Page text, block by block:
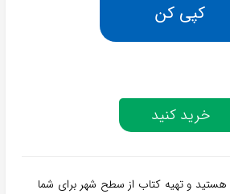
کپی کن
خرید کنید
و تهیه کتاب از سطح شهر برای شما